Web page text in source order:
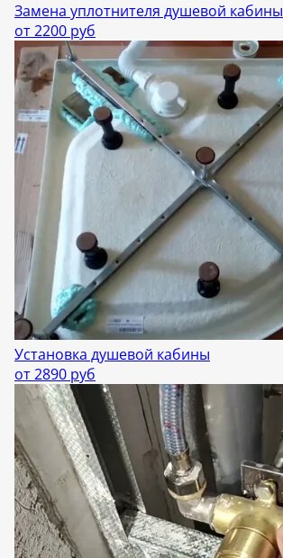
Замена уплотнителя душевой кабины
от 2200 руб
Установка душевой кабины
от 2890 руб